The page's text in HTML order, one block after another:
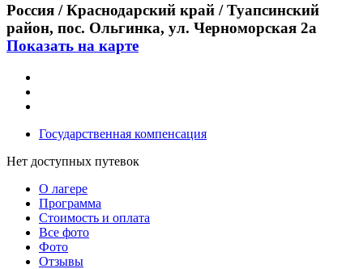
Россия / Краснодарский край / Туапсинский
район, пос. Ольгинка, ул. Черноморская 2а
Показать на карте
Государственная компенсация
Нет доступных путевок
О лагере
Программа
Стоимость и оплата
Все фото
Фото
Отзывы